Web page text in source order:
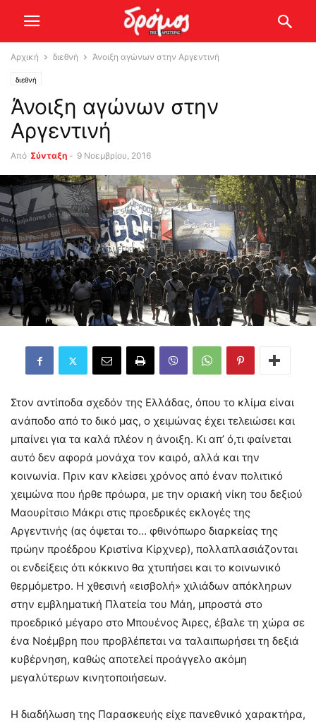
Αρχική διεθνή Άνοιξη αγώνων στην Αργεντινή
διεθνή
Άνοιξη αγώνων στην
Αργεντινή
Από Σύνταξη - 9 Νοεμβρίου, 2016
Στον αντίποδα σχεδόν της Ελλάδας, όπου το κλίμα είναι
ανάποδο από το δικό μας, ο χειμώνας έχει τελειώσει και
μπαίνει για τα καλά πλέον η άνοιξη. Κι απ’ ό,τι φαίνεται
αυτό δεν αφορά μονάχα τον καιρό, αλλά και την
κοινωνία. Πριν καν κλείσει χρόνος από έναν πολιτικό
χειμώνα που ήρθε πρόωρα, με την οριακή νίκη του δεξιού
Μαουρίτσιο Μάκρι στις προεδρικές εκλογές της
Αργεντινής (ας όψεται το… φθινόπωρο διαρκείας της
πρώην προέδρου Κριστίνα Κίρχνερ), πολλαπλασιάζονται
οι ενδείξεις ότι κόκκινο θα χτυπήσει και το κοινωνικό
θερμόμετρο. Η χθεσινή «εισβολή» χιλιάδων απόκληρων
στην εμβληματική Πλατεία του Μάη, μπροστά στο
προεδρικό μέγαρο στο Μπουένος Άιρες, έβαλε τη χώρα σε
ένα Νοέμβρη που προβλέπεται να ταλαιπωρήσει τη δεξιά
κυβέρνηση, καθώς αποτελεί προάγγελο ακόμη
μεγαλύτερων κινητοποιήσεων.
Η διαδήλωση της Παρασκευής είχε πανεθνικό χαρακτήρα,